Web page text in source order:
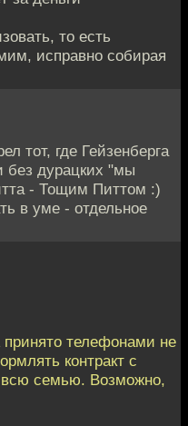
то есть
исправно собирая
тот, где Гейзенберга
без дурацких "мы
- Тощим Питтом :)
в уме - отдельное
телефонами не
контракт с
всю семью. Возможно,